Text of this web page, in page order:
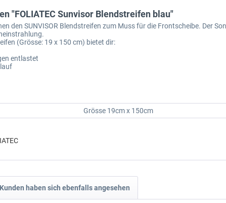
"FOLIATEC Sunvisor Blendstreifen blau"
den SUNVISOR Blendstreifen zum Muss für die Frontscheibe. Der
(Grösse: 19 x 150 cm) bietet dir:
entlastet
Grösse 19cm x 150cm
Kunden haben sich ebenfalls angesehen